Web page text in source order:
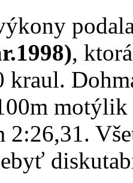
,
kraul.
2:26,31.